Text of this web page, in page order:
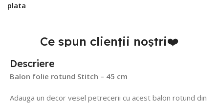
plata
Ce spun clienții noștri❤️
Descriere
Balon folie rotund Stitch – 45 cm
Adauga un decor vesel petrecerii cu acest balon rotund din